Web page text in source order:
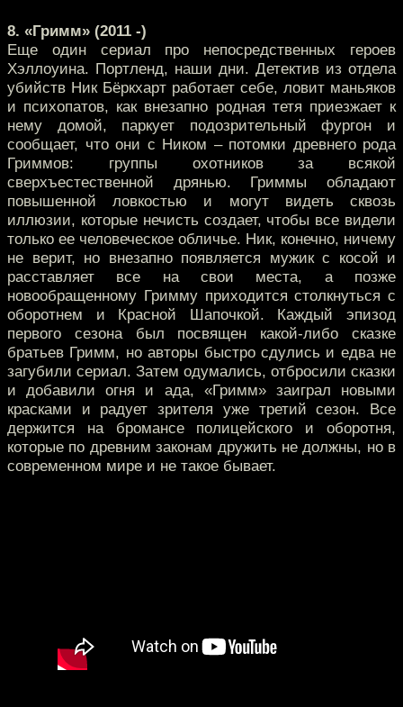
8. «Гримм» (2011 -)
Еще один сериал про непосредственных героев
Хэллоуина. Портленд, наши дни. Детектив из отдела
убийств Ник Бёркхарт работает себе, ловит маньяков
и психопатов, как внезапно родная тетя приезжает к
нему домой, паркует подозрительный фургон и
сообщает, что они с Ником – потомки древнего рода
Гриммов: группы охотников за всякой
сверхъестественной дрянью. Гриммы обладают
повышенной ловкостью и могут видеть сквозь
иллюзии, которые нечисть создает, чтобы все видели
только ее человеческое обличье. Ник, конечно, ничему
не верит, но внезапно появляется мужик с косой и
расставляет все на свои места, а позже
новообращенному Гримму приходится столкнуться с
оборотнем и Красной Шапочкой. Каждый эпизод
первого сезона был посвящен какой-либо сказке
братьев Гримм, но авторы быстро сдулись и едва не
загубили сериал. Затем одумались, отбросили сказки
и добавили огня и ада, «Гримм» заиграл новыми
красками и радует зрителя уже третий сезон. Все
держится на бромансе полицейского и оборотня,
которые по древним законам дружить не должны, но в
современном мире и не такое бывает.